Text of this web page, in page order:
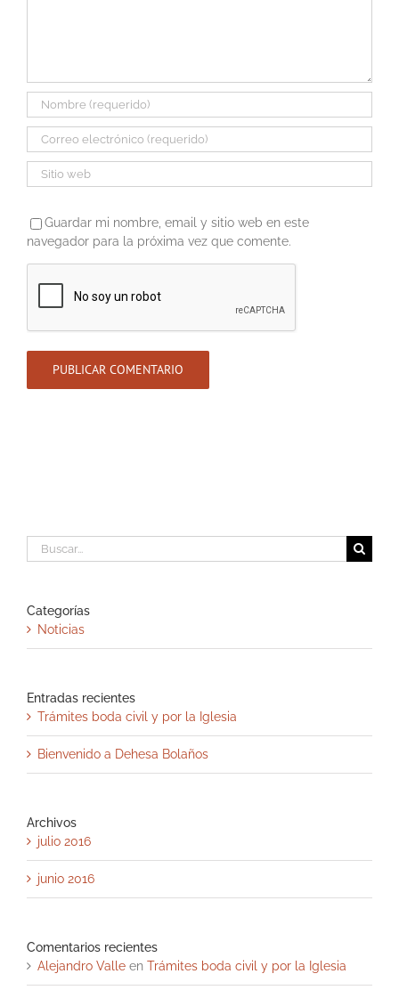
Guardar mi nombre, email y sitio web en este
navegador para la próxima vez que comente.
Buscar:
Categorías
Noticias
Entradas recientes
Trámites boda civil y por la Iglesia
Bienvenido a Dehesa Bolaños
Archivos
julio 2016
junio 2016
Comentarios recientes
Alejandro Valle en Trámites boda civil y por la Iglesia